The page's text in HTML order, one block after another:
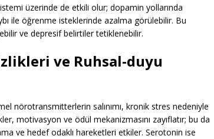
üzerinde de etkili olur; dopamin yollarında
ile öğrenme isteklerinde azalma görülebilir. Bu
ve depresif belirtiler tetiklenebilir.
ve Ruhsal-duyu
nörotransmitterlerin salınımı, kronik stres nedeniyle
motivasyon ve ödül mekanizmasını zayıflatır; bu da
ve hedef odaklı hareketleri etkiler. Serotonin ise